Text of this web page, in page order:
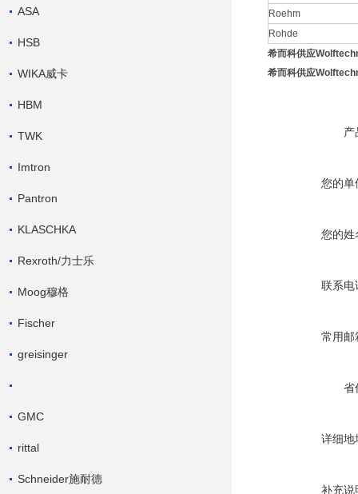
ASA
HSB
WIKA威卡
HBM
TWK
Imtron
Pantron
KLASCHKA
Rexroth/力士乐
Moog穆格
Fischer
greisinger
GMC
rittal
Schneider施耐德
Roehm
Rohde
希而科供应
希而科供应
产
您的单
您的姓
联系电
常用邮
省
详细地
补充说